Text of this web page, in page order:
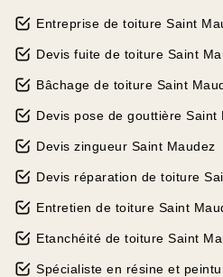
Entreprise de toiture Saint
Devis fuite de toiture Saint
Bâchage de toiture Saint
Devis pose de gouttière Saint
Devis zingueur Saint Maudez
Devis réparation de toiture
Entretien de toiture Saint
Etanchéité de toiture Saint
Spécialiste en résine et